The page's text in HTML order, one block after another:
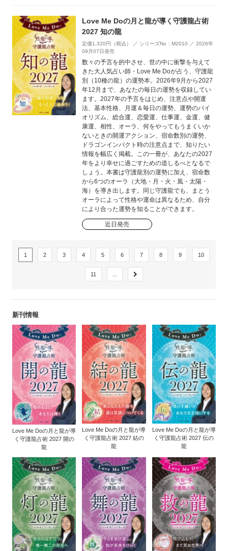
Love Me Doの月と龍が導く守護龍占術
2027 知の龍
定価1,320円（税込） ／ シリーズNo：M2010 ／ 2026年
09月07日発売
数々の予言を的中させ、世の中に衝撃を与えて
きた大人気占い師・Love Me Doが占う、守護龍
別（10種の龍）の運勢本。2026年9月から2027
年12月まで、あなたの毎日の運勢を収録してい
ます。2027年の予言をはじめ、注意点や開運
法、基本性格、月運＆毎日の運勢、運勢のバイ
オリズム、総合運、恋愛運、仕事運、金運、健
康運、相性、オーラ、何をやってもうまくいか
ないときの開運アクション、宿命数別の運勢、
ドラゴンインパクト時の注意点まで、知りたい
情報を幅広く掲載。この一冊が、あなたの2027
年をより幸せに過ごすための道しるべとなるで
しょう。本書は守護龍別の運勢に加え、宿命数
から6つのオーラ（大地・月・火・風・太陽・
海）を導き出します。同じ守護龍でも、まとう
オーラによって性格や運命は異なるため、自分
により合った運勢を知ることができます。
近日発売
1 2 3 4 5 6 7 8 9 10
11
新刊情報
Love Me Doの月と龍が導
く守護龍占術 2027 開の
龍
Love Me Doの月と龍が導
く守護龍占術 2027 結の
龍
Love Me Doの月と龍が導
く守護龍占術 2027 伝の
龍